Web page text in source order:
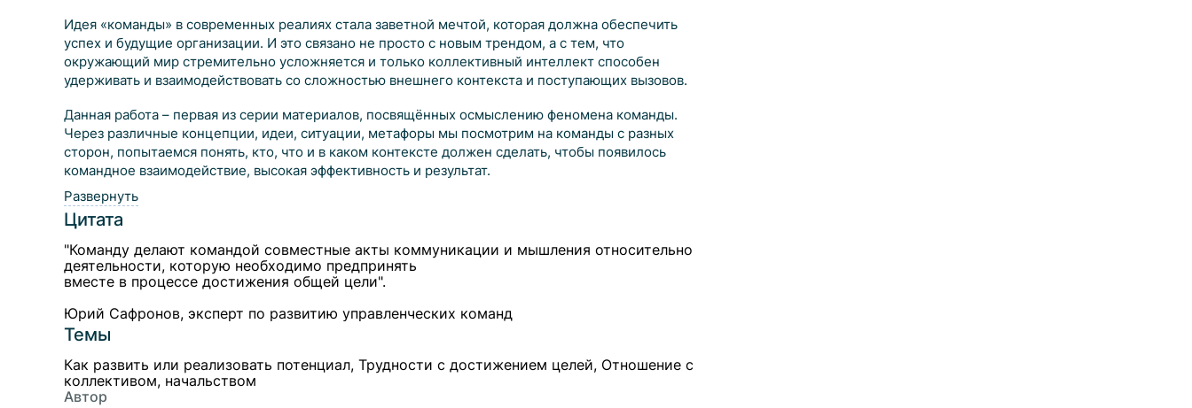
Идея «команды» в современных реалиях стала заветной мечтой, которая должна обеспечить
успех и будущие организации. И это связано не просто с новым трендом, а с тем, что
окружающий мир стремительно усложняется и только коллективный интеллект способен
удерживать и взаимодействовать со сложностью внешнего контекста и поступающих вызовов.
Данная работа – первая из серии материалов, посвящённых осмыслению феномена команды.
Через различные концепции, идеи, ситуации, метафоры мы посмотрим на команды с разных
сторон, попытаемся понять, кто, что и в каком контексте должен сделать, чтобы появилось
командное взаимодействие, высокая эффективность и результат.
Развернуть
Цитата
"Команду делают командой совместные акты коммуникации и мышления относительно
деятельности, которую необходимо предпринять
вместе в процессе достижения общей цели".
Юрий Сафронов, эксперт по развитию управленческих команд
Темы
Как развить или реализовать потенциал, Трудности с достижением целей, Отношение с
коллективом, начальством
Автор